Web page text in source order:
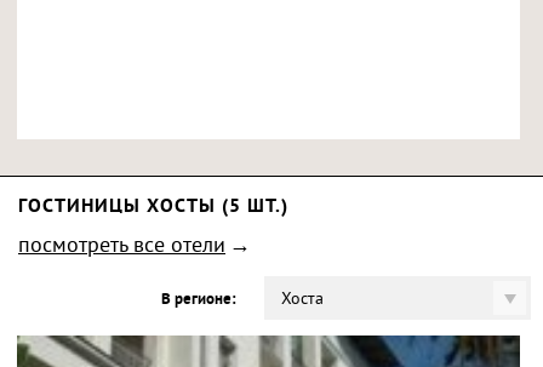
ГОСТИНИЦЫ ХОСТЫ (5 ШТ.)
посмотреть все отели
В регионе: Хоста